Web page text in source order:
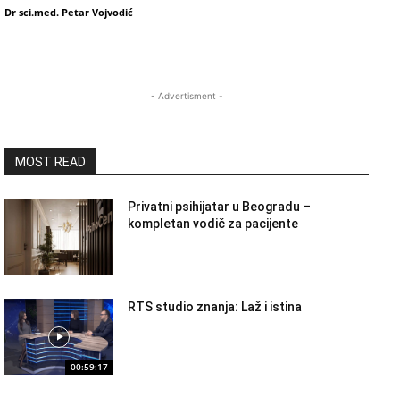
Dr sci.med. Petar Vojvodić
- Advertisment -
MOST READ
Privatni psihijatar u Beogradu –
kompletan vodič za pacijente
00:59:17
RTS studio znanja: Laž i istina